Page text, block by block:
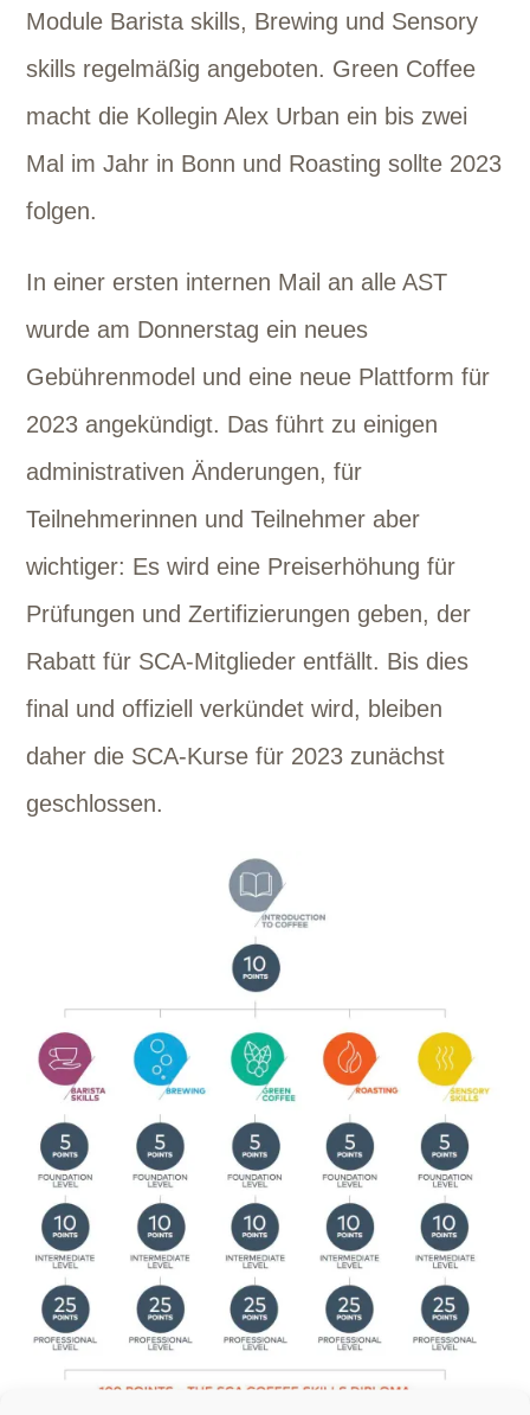
Module Barista skills, Brewing und Sensory
skills regelmäßig angeboten. Green Coffee
macht die Kollegin Alex Urban ein bis zwei
Mal im Jahr in Bonn und Roasting sollte 2023
folgen.
In einer ersten internen Mail an alle AST
wurde am Donnerstag ein neues
Gebührenmodel und eine neue Plattform für
2023 angekündigt. Das führt zu einigen
administrativen Änderungen, für
Teilnehmerinnen und Teilnehmer aber
wichtiger: Es wird eine Preiserhöhung für
Prüfungen und Zertifizierungen geben, der
Rabatt für SCA-Mitglieder entfällt. Bis dies
final und offiziell verkündet wird, bleiben
daher die SCA-Kurse für 2023 zunächst
geschlossen.